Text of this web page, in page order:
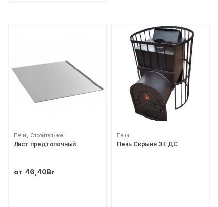
Печи Строительное
Лист предтопочный
от 46,40Br
Печи
Печь Скрыня ЗК ДС